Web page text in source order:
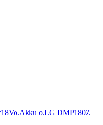
o.LG DMP180Z